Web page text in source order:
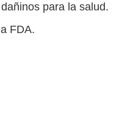
para la salud.
FDA.